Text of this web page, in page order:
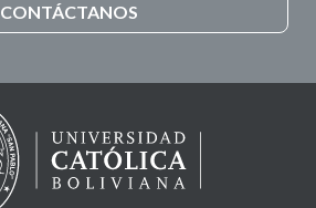
CONTÁCTANOS